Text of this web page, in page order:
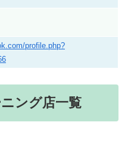
profile.php?
ング店一覧